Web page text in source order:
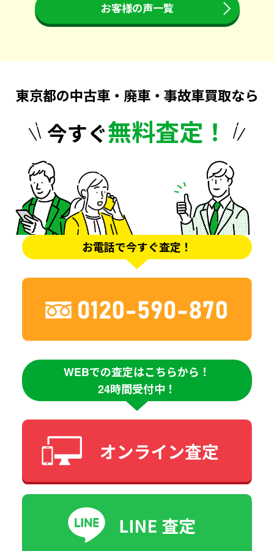
お客様の声一覧
東京都の中古車・廃車・事故車買取なら
今すぐ無料査定！
お電話で今すぐ査定！
WEBでの査定はこちらから！
24時間受付中！